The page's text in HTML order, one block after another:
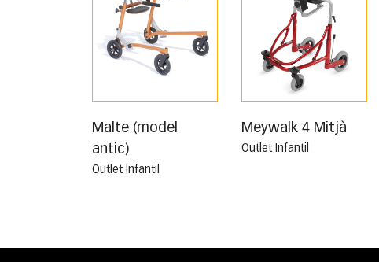
Malte (model
antic)
Outlet Infantil
Meywalk 4 Mitjà
Outlet Infantil